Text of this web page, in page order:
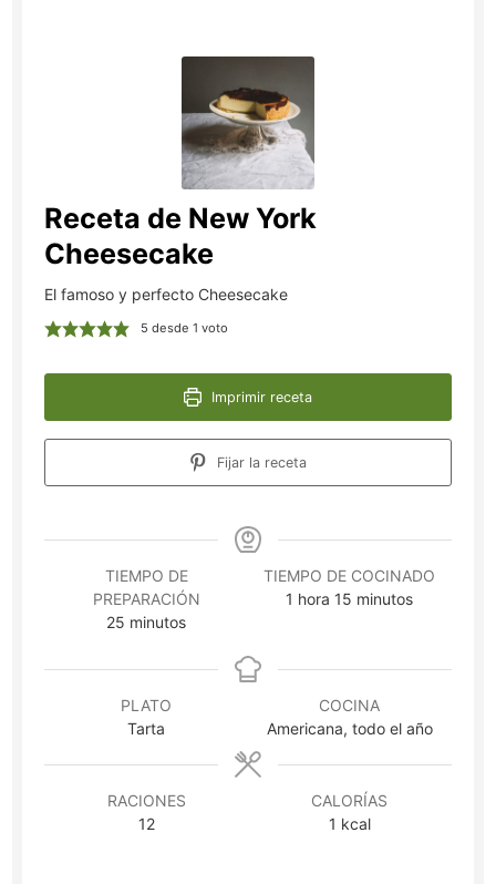
Receta de New York
Cheesecake
El famoso y perfecto Cheesecake
5 desde 1 voto
Imprimir receta
Fijar la receta
TIEMPO DE
PREPARACIÓN
25 minutos
minutos
TIEMPO DE COCINADO
1 hora
hora 15 minutos
minutos
PLATO
Tarta
COCINA
Americana, todo el año
RACIONES
12
CALORÍAS
1 kcal